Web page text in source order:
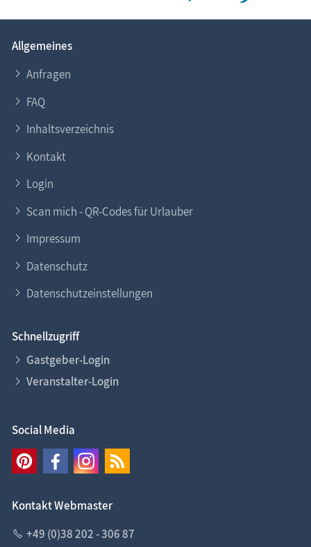
Allgemeines
Anfragen
FAQ
Inhaltsverzeichnis
Kontakt
Login
Scan mich - QR-Codes für Urlauber
Impressum
Datenschutz
Datenschutzeinstellungen
Schnellzugriff
Gastgeber-Login
Veranstalter-Login
Social Media
Kontakt Webmaster
+49 (0)38 202 - 306 87